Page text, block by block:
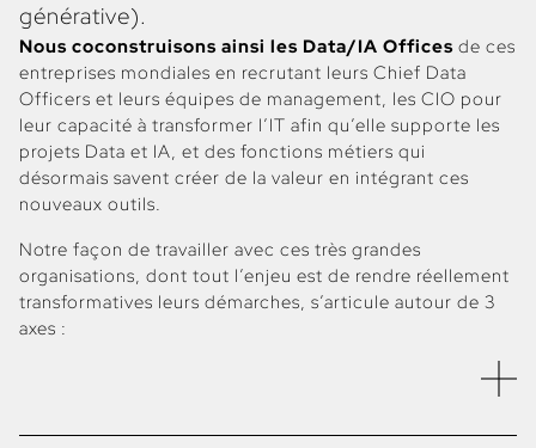
générative).
Nous coconstruisons ainsi les Data/IA Offices de ces
entreprises mondiales en recrutant leurs Chief Data
Officers et leurs équipes de management, les CIO pour
leur capacité à transformer l’IT afin qu’elle supporte les
projets Data et IA, et des fonctions métiers qui
désormais savent créer de la valeur en intégrant ces
nouveaux outils.
Notre façon de travailler avec ces très grandes
organisations, dont tout l’enjeu est de rendre réellement
transformatives leurs démarches, s’articule autour de 3
axes :